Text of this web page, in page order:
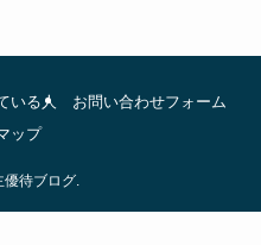
いる人
お問い合わせフォーム
ップ
待ブログ.